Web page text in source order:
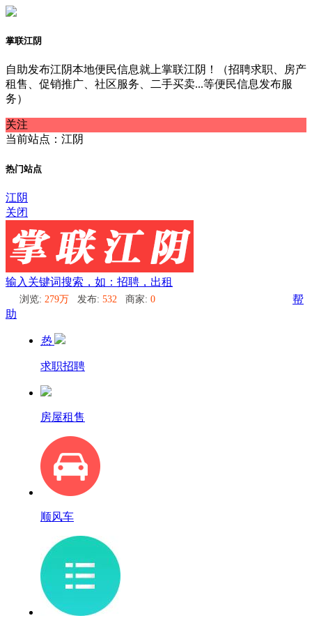
掌联江阴
自助发布江阴本地便民信息就上掌联江阴！（招聘求职、房产
租售、促销推广、社区服务、二手买卖...等便民信息发布服
务）
关注
当前站点：江阴
热门站点
江阴
关闭
输入关键词搜索，如：招聘，出租
浏览: 279万 发布: 532 商家: 0
帮
助
热
求职招聘
房屋租售
顺风车